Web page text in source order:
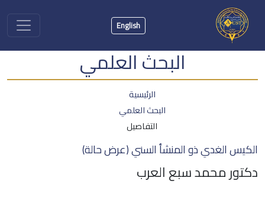
English
البحث العلمي
الرئيسية
البحث العلمي
التفاصيل
الكيس الغدي ذو المنشأ السني (عرض حالة)
دكتور محمد سبع العرب